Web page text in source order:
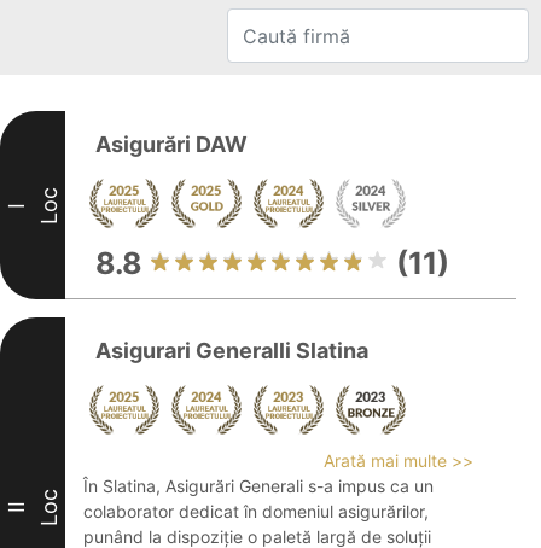
I Loc
Asigurări DAW
8.8 (11)
II Loc
Asigurari Generalli Slatina
Arată mai multe >>
În Slatina, Asigurări Generali s-a impus ca un
colaborator dedicat în domeniul asigurărilor,
punând la dispoziție o paletă largă de soluții